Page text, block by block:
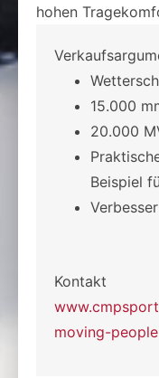
hohen
15.000
20.000
Beispiel
Kontakt
moving-people